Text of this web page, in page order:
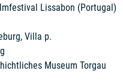
Lissabon (Portugal)
Villa p.
Museum Torgau